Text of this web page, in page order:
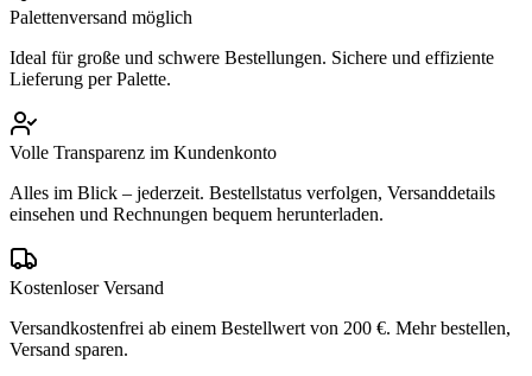
Palettenversand möglich
Ideal für große und schwere Bestellungen. Sichere und effiziente
Lieferung per Palette.
Volle Transparenz im Kundenkonto
Alles im Blick – jederzeit. Bestellstatus verfolgen, Versanddetails
einsehen und Rechnungen bequem herunterladen.
Kostenloser Versand
Versandkostenfrei ab einem Bestellwert von 200 €. Mehr bestellen,
Versand sparen.